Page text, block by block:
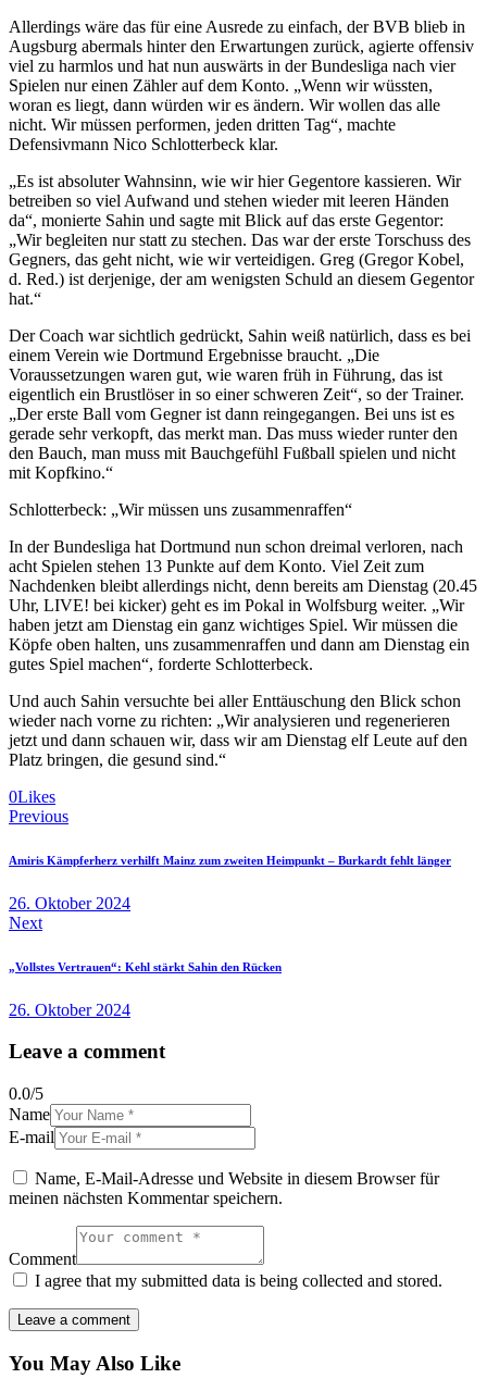
Allerdings wäre das für eine Ausrede zu einfach, der BVB blieb in
Augsburg abermals hinter den Erwartungen zurück, agierte offensiv
viel zu harmlos und hat nun auswärts in der Bundesliga nach vier
Spielen nur einen Zähler auf dem Konto. „Wenn wir wüssten,
woran es liegt, dann würden wir es ändern. Wir wollen das alle
nicht. Wir müssen performen, jeden dritten Tag“, machte
Defensivmann Nico Schlotterbeck klar.
„Es ist absoluter Wahnsinn, wie wir hier Gegentore kassieren. Wir
betreiben so viel Aufwand und stehen wieder mit leeren Händen
da“, monierte Sahin und sagte mit Blick auf das erste Gegentor:
„Wir begleiten nur statt zu stechen. Das war der erste Torschuss des
Gegners, das geht nicht, wie wir verteidigen. Greg (Gregor Kobel,
d. Red.) ist derjenige, der am wenigsten Schuld an diesem Gegentor
hat.“
Der Coach war sichtlich gedrückt, Sahin weiß natürlich, dass es bei
einem Verein wie Dortmund Ergebnisse braucht. „Die
Voraussetzungen waren gut, wie waren früh in Führung, das ist
eigentlich ein Brustlöser in so einer schweren Zeit“, so der Trainer.
„Der erste Ball vom Gegner ist dann reingegangen. Bei uns ist es
gerade sehr verkopft, das merkt man. Das muss wieder runter den
den Bauch, man muss mit Bauchgefühl Fußball spielen und nicht
mit Kopfkino.“
Schlotterbeck: „Wir müssen uns zusammenraffen“
In der Bundesliga hat Dortmund nun schon dreimal verloren, nach
acht Spielen stehen 13 Punkte auf dem Konto. Viel Zeit zum
Nachdenken bleibt allerdings nicht, denn bereits am Dienstag (20.45
Uhr, LIVE! bei kicker) geht es im Pokal in Wolfsburg weiter. „Wir
haben jetzt am Dienstag ein ganz wichtiges Spiel. Wir müssen die
Köpfe oben halten, uns zusammenraffen und dann am Dienstag ein
gutes Spiel machen“, forderte Schlotterbeck.
Und auch Sahin versuchte bei aller Enttäuschung den Blick schon
wieder nach vorne zu richten: „Wir analysieren und regenerieren
jetzt und dann schauen wir, dass wir am Dienstag elf Leute auf den
Platz bringen, die gesund sind.“
0Likes
Beitragsnavigation
Previous
Amiris Kämpferherz verhilft Mainz zum zweiten Heimpunkt – Burkardt fehlt länger
26. Oktober 2024
Next
„Vollstes Vertrauen“: Kehl stärkt Sahin den Rücken
26. Oktober 2024
Leave a comment
0.0/5
Name
E-mail
Name, E-Mail-Adresse und Website in diesem Browser für
meinen nächsten Kommentar speichern.
Comment
I agree that my submitted data is being collected and stored.
You May Also Like